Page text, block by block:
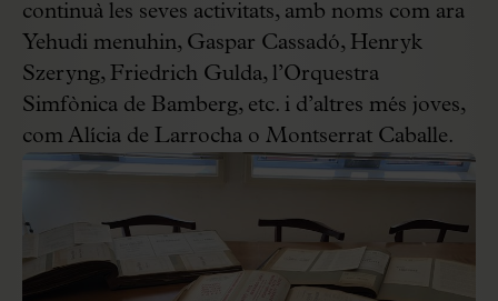
continuà les seves activitats, amb noms com ara
Yehudi menuhin, Gaspar Cassadó, Henryk
Szeryng, Friedrich Gulda, l’Orquestra
Simfònica de Bamberg, etc. i d’altres més joves,
com Alícia de Larrocha o Montserrat Caballe.